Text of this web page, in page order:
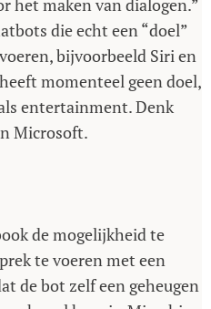
het maken van dialogen.”
die echt een “doel”
bijvoorbeeld Siri en
momenteel geen doel,
entertainment. Denk
Microsoft.
de mogelijkheid te
te voeren met een
de bot zelf een geheugen